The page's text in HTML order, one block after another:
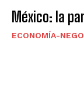
México: la
ECONOMÍA-